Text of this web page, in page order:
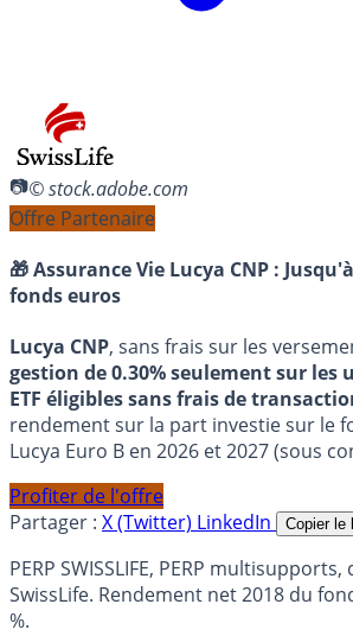
© stock.adobe.com
Offre Partenaire
🎁 Assurance Vie Lucya CNP :
fonds euros
Lucya CNP, sans frais sur les
gestion de 0.30% seulement sur les
ETF éligibles sans frais de
rendement sur la part investie sur le
Lucya Euro B en 2026 et 2027 (sous
Profiter de l'offre
Partager : X (Twitter) LinkedIn Copier le
PERP SWISSLIFE, PERP
SwissLife. Rendement net 2018 du
%.